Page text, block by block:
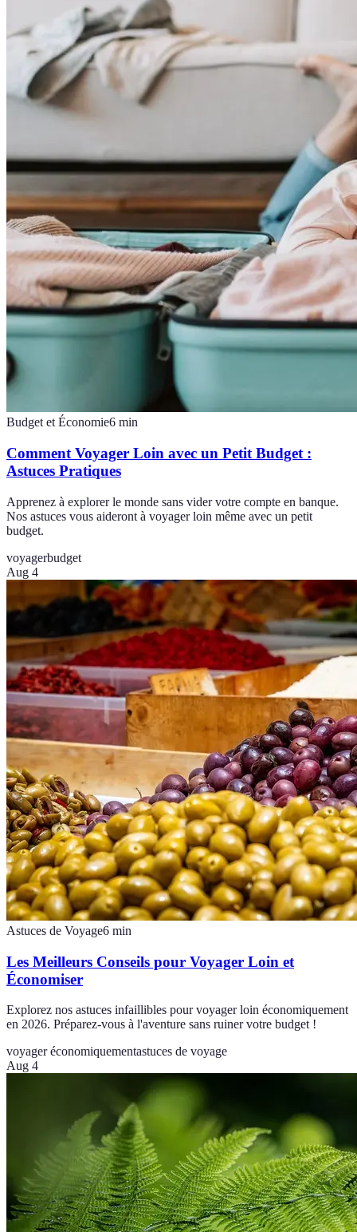
Budget et Économie6 min
Comment Voyager Loin avec un Petit Budget :
Astuces Pratiques
Apprenez à explorer le monde sans vider votre compte en banque.
Nos astuces vous aideront à voyager loin même avec un petit
budget.
voyagerbudget
Aug 4
Astuces de Voyage6 min
Les Meilleurs Conseils pour Voyager Loin et
Économiser
Explorez nos astuces infaillibles pour voyager loin économiquement
en 2026. Préparez-vous à l'aventure sans ruiner votre budget !
voyager économiquementastuces de voyage
Aug 4